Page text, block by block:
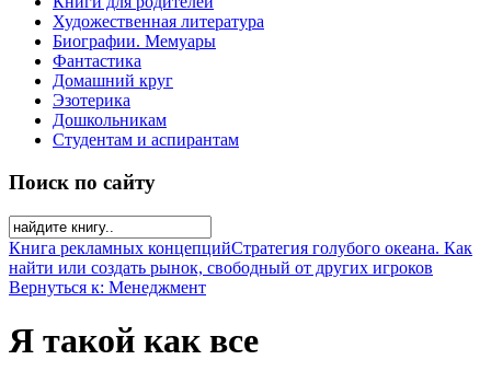
Художественная литература
Биографии. Мемуары
Фантастика
Домашний круг
Эзотерика
Дошкольникам
Студентам и аспирантам
Поиск по сайту
Книга рекламных концепцийСтратегия голубого океана. Как
найти или создать рынок, свободный от других игроков
Вернуться к: Менеджмент
Я такой как все